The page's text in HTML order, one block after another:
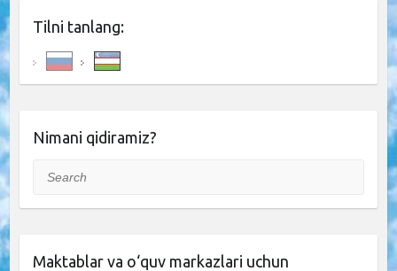
Tilni tanlang:
Nimani qidiramiz?
Search
Maktablar va o‘quv markazlari uchun